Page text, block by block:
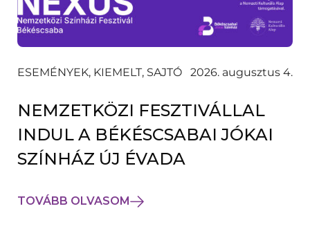
ESEMÉNYEK, KIEMELT, SAJTÓ 2026. augusztus 4.
NEMZETKÖZI FESZTIVÁLLAL
INDUL A BÉKÉSCSABAI JÓKAI
SZÍNHÁZ ÚJ ÉVADA
TOVÁBB OLVASOM